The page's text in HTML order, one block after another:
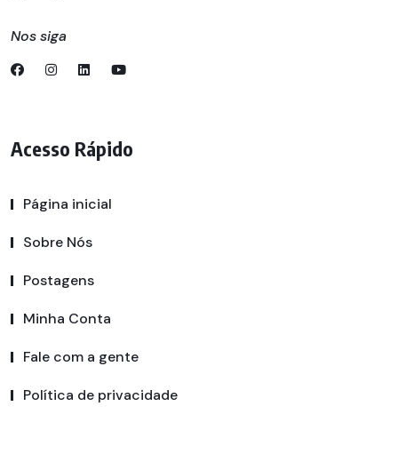
Nos siga
Acesso Rápido
Página inicial
Sobre Nós
Postagens
Minha Conta
Fale com a gente
Política de privacidade